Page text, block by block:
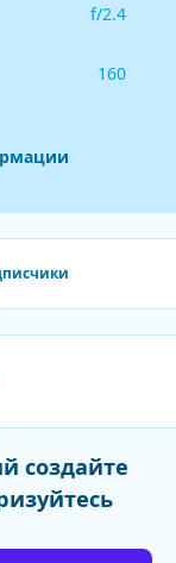
f/2.4
160
создайте